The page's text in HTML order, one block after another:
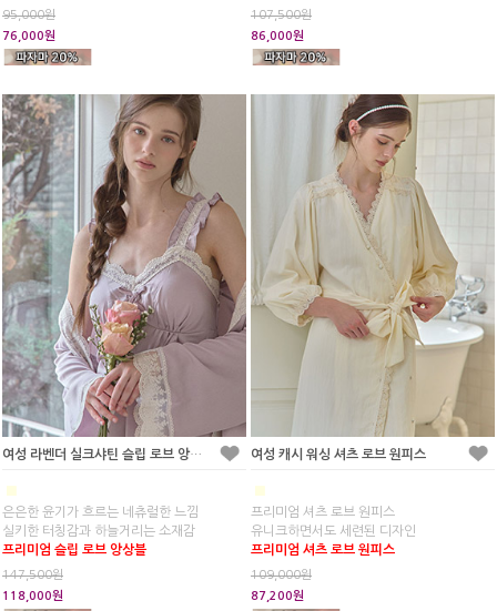
95,000원
76,000원
107,500원
86,000원
여성 라벤더 실크샤틴 슬립 로브 앙상블 세트
은은한 윤기가 흐르는 네츄럴한 느낌
실키한 터칭감과 하늘거리는 소재감
프리미엄 슬립 로브 앙상블
147,500원
118,000원
여성 캐시 워싱 셔츠 로브 원피스
프리미엄 셔츠 로브 원피스
유니크하면서도 세련된 디자인
프리미엄 셔츠 로브 원피스
109,000원
87,200원